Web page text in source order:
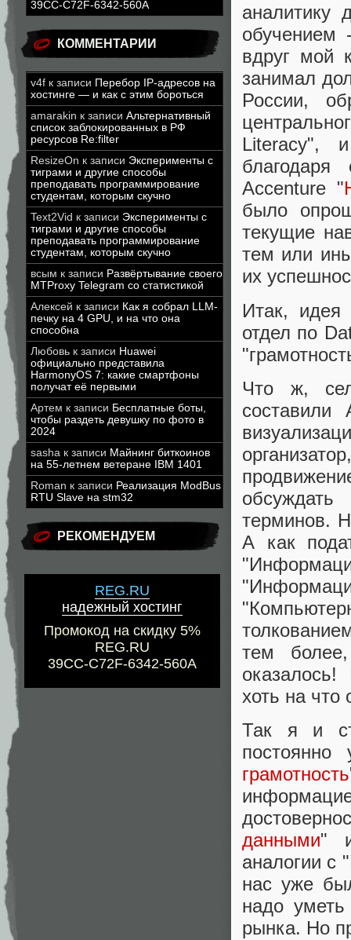
39CC-C72F-6342-560A
КОММЕНТАРИИ
v4f к записи Перебор IP-адресов на
хостинге — и как с этим бороться
amarakin к записи Альтернативный
список заблокированных в РФ
ресурсов Re:filter
ResizeOn к записи Эксперименты с
тиграми и другие способы
преподавать программирование
студентам, которым скучно
Text2Vid к записи Эксперименты с
тиграми и другие способы
преподавать программирование
студентам, которым скучно
всым к записи Развёртывание своего
MTProxy Telegram со статистикой
Алексей к записи Как я собрал LLM-
печку на 4 GPU, и на что она
способна
Любовь к записи Huawei
официально представила
HarmonyOS 7: какие смартфоны
получат её первыми
Артем к записи Бесплатные боты,
чтобы раздеть девушку по фото в
2024
sasha к записи Майнинг биткоинов
на 55-летнем ветеране IBM 1401
Roman к записи Реализация ModBus
RTU Slave на stm32
РЕКОМЕНДУЕМ
REG.RU
надежный хостинг
Промокод на скидку 5%
REG.RU
39CC-C72F-6342-560A
аналитику
вдруг мой
занимал
России,
Literacy",
Accenture "
было
текущие
тем или
их
Итак,
отдел по
Что ж,
терминов.
А как
тем
хоть на что
Так я и
постоянно
грамотность
данными"
аналогии с
нас уже
надо
рынка. Но